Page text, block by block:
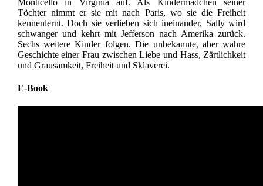
Töchter nimmt er sie mit nach Paris, wo sie die Freiheit
kennenlernt. Doch sie verlieben sich ineinander, Sally wird
schwanger und kehrt mit Jefferson nach Amerika zurück.
Sechs weitere Kinder folgen. Die unbekannte, aber wahre
Geschichte einer Frau zwischen Liebe und Hass, Zärtlichkeit
und Grausamkeit, Freiheit und Sklaverei.
E-Book